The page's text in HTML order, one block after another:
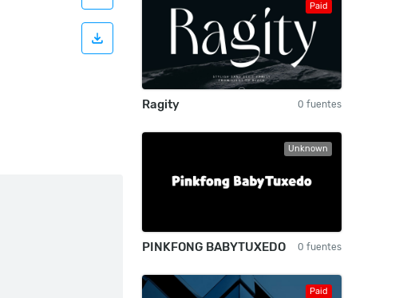
Paid
Ragity 0 fuentes
Unknown
PINKFONG BABYTUXEDO 0 fuentes
Paid